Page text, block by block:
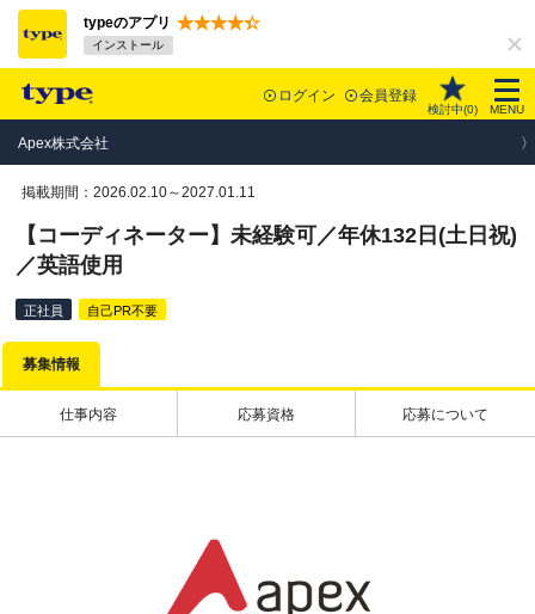
typeのアプリ
インストール
ログイン 会員登録
検討中(0) MENU
Apex株式会社
掲載期間：2026.02.10～2027.01.11
【コーディネーター】未経験可／年休132日(土日祝)
／英語使用
正社員 自己PR不要
募集情報
仕事内容 応募資格 応募について